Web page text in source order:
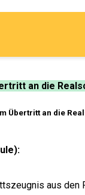
an die
Übertrittan die
aus den